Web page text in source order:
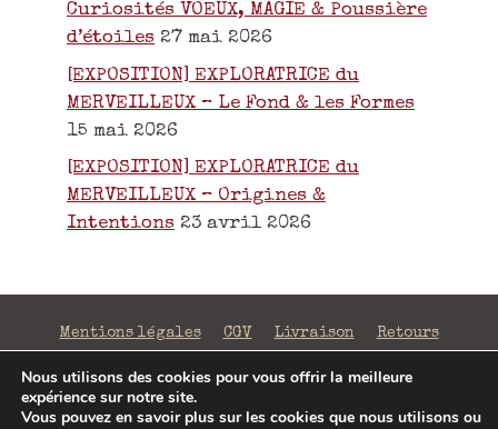
Curiosités VOEUX, MAGIE & Poussière
d’étoiles 27 mai 2026
[EXPOSITION] EXPLORATRICE du
MERVEILLEUX – Le Fond & les Formes
15 mai 2026
[EXPOSITION] EXPLORATRICE du
MERVEILLEUX – Origines &
Intentions 23 avril 2026
Mentions légales CGV Livraison Retours
Confidentialité
©2026 La Fabrique de Mots Magiques | SIRET 797 938
Nous utilisons des cookies pour vous offrir la meilleure
expérience sur notre site.
Vous pouvez en savoir plus sur les cookies que nous utilisons ou